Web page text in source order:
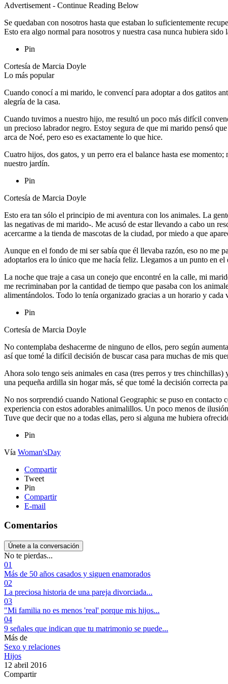
Advertisement - Continue Reading Below
Se quedaban con nosotros hasta que estaban lo suficientemente
Esto era algo normal para nosotros y nuestra casa nunca hubiera
Pin
Cortesía de Marcia Doyle
Lo más popular
Cuando conocí a mi marido, le convencí para adoptar a dos gatitos
alegría de la casa.
Cuando tuvimos a nuestro hijo, me resultó un poco más difícil
un precioso labrador negro. Estoy segura de que mi marido pensó
arca de Noé, pero eso es exactamente lo que hice.
Cuatro hijos, dos gatos, y un perro era el balance hasta ese
nuestro jardín.
Pin
Cortesía de Marcia Doyle
Esto era tan sólo el principio de mi aventura con los animales. La
las negativas de mi marido-. Me acusó de estar llevando a cabo un
acercarme a la tienda de mascotas de la ciudad, por miedo a que
Aunque en el fondo de mi ser sabía que él llevaba razón, eso no me
adoptarlos era lo único que me hacía feliz. Llegamos a un punto en
La noche que traje a casa un conejo que encontré en la calle, mi
me recriminaban por la cantidad de tiempo que pasaba con los
alimentándolos. Todo lo tenía organizado gracias a un horario y
Pin
Cortesía de Marcia Doyle
No contemplaba deshacerme de ninguno de ellos, pero según
así que tomé la difícil decisión de buscar casa para muchas de mis
Ahora solo tengo seis animales en casa (tres perros y tres
una pequeña ardilla sin hogar más, sé que tomé la decisión correcta
No nos sorprendió cuando National Geographic se puso en contacto
experiencia con estos adorables animalillos. Un poco menos de
Tuve que decir que no a todas ellas, pero si alguna me hubiera
Pin
Vía Woman'sDay
Compartir
Tweet
Pin
Compartir
E-mail
Comentarios
Únete a la conversación
No te pierdas...
01
Más de 50 años casados y siguen enamorados
02
La preciosa historia de una pareja divorciada...
03
"Mi familia no es menos 'real' porque mis hijos...
04
9 señales que indican que tu matrimonio se puede...
Más de
Sexo y relaciones
Hijos
12 abril 2016
Compartir